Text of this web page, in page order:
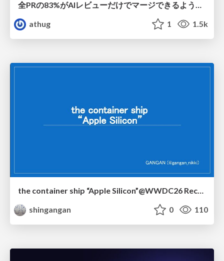
全PRの83%がAIレビューだけでマージできるようになった開発組織はその後どうなったか
athug
1 1.5k
the container ship “Apple Silicon”@WWDC26 Recap -Japan-\(region).swift
shingangan
0 110